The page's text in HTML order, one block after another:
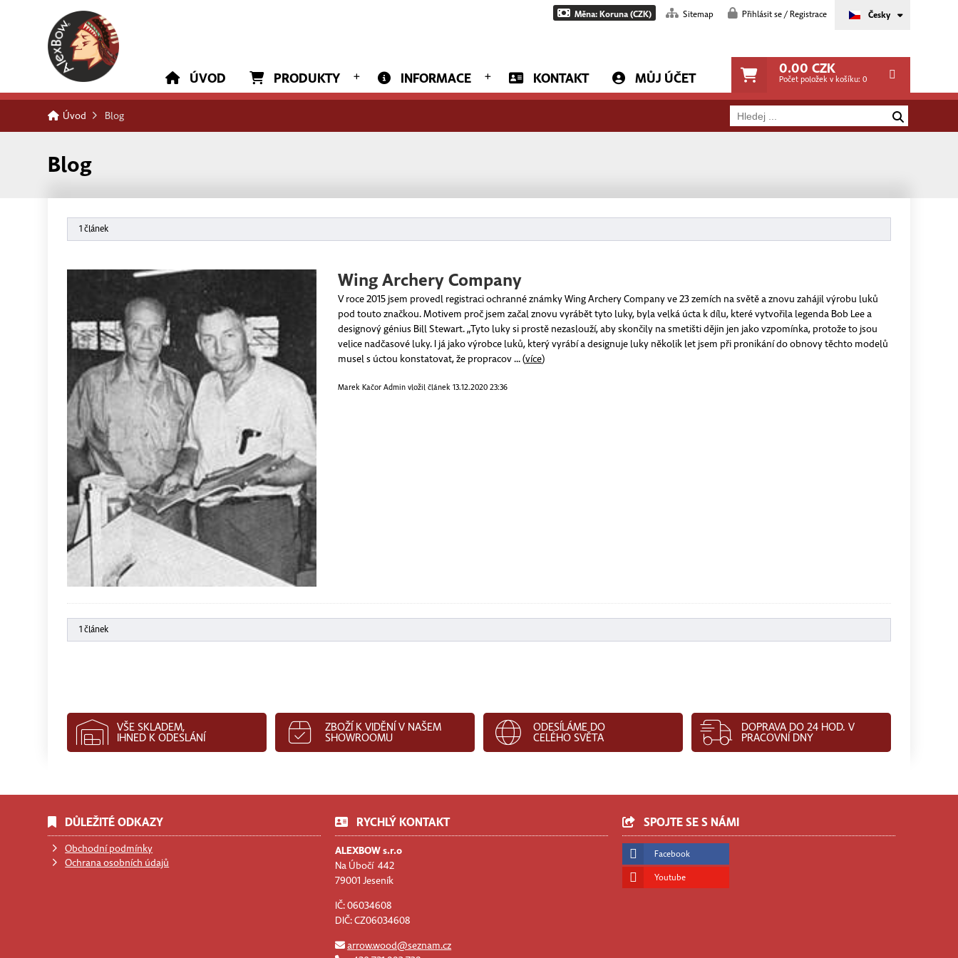
Česky
Měna: Koruna (CZK) Sitemap Přihlásit se / Registrace
ÚVOD PRODUKTY INFORMACE KONTAKT MŮJ ÚČET
0.00 CZK
Počet položek v košíku: 0
Úvod Blog
Blog
1 článek
Wing Archery Company
V roce 2015 jsem provedl registraci ochranné známky Wing Archery Company ve 23 zemích na světě a znovu zahájil výrobu luků
pod touto značkou. Motivem proč jsem začal znovu vyrábět tyto luky, byla velká úcta k dílu, které vytvořila legenda Bob Lee a
designový génius Bill Stewart. „Tyto luky si prostě nezaslouží, aby skončily na smetišti dějin jen jako vzpomínka, protože to jsou
velice nadčasové luky. I já jako výrobce luků, který vyrábí a designuje luky několik let jsem při pronikání do obnovy těchto modelů
musel s úctou konstatovat, že propracov... (více)
Marek Kačor Admin vložil článek 13.12.2020 23:36
1 článek
VŠE SKLADEM,
IHNED K ODESLÁNÍ
ZBOŽÍ K VIDĚNÍ V NAŠEM
SHOWROOMU
ODESÍLÁME DO
CELÉHO SVĚTA
DOPRAVA DO 24 HOD. V
PRACOVNÍ DNY
DŮLEŽITÉ ODKAZY
Obchodní podmínky
Ochrana osobních údajů
RYCHLÝ KONTAKT
ALEXBOW s.r.o
Na Úbočí 442
79001 Jeseník
IČ: 06034608
DIČ: CZ06034608
arrow.wood@seznam.cz
SPOJTE SE S NÁMI
Facebook
Youtube